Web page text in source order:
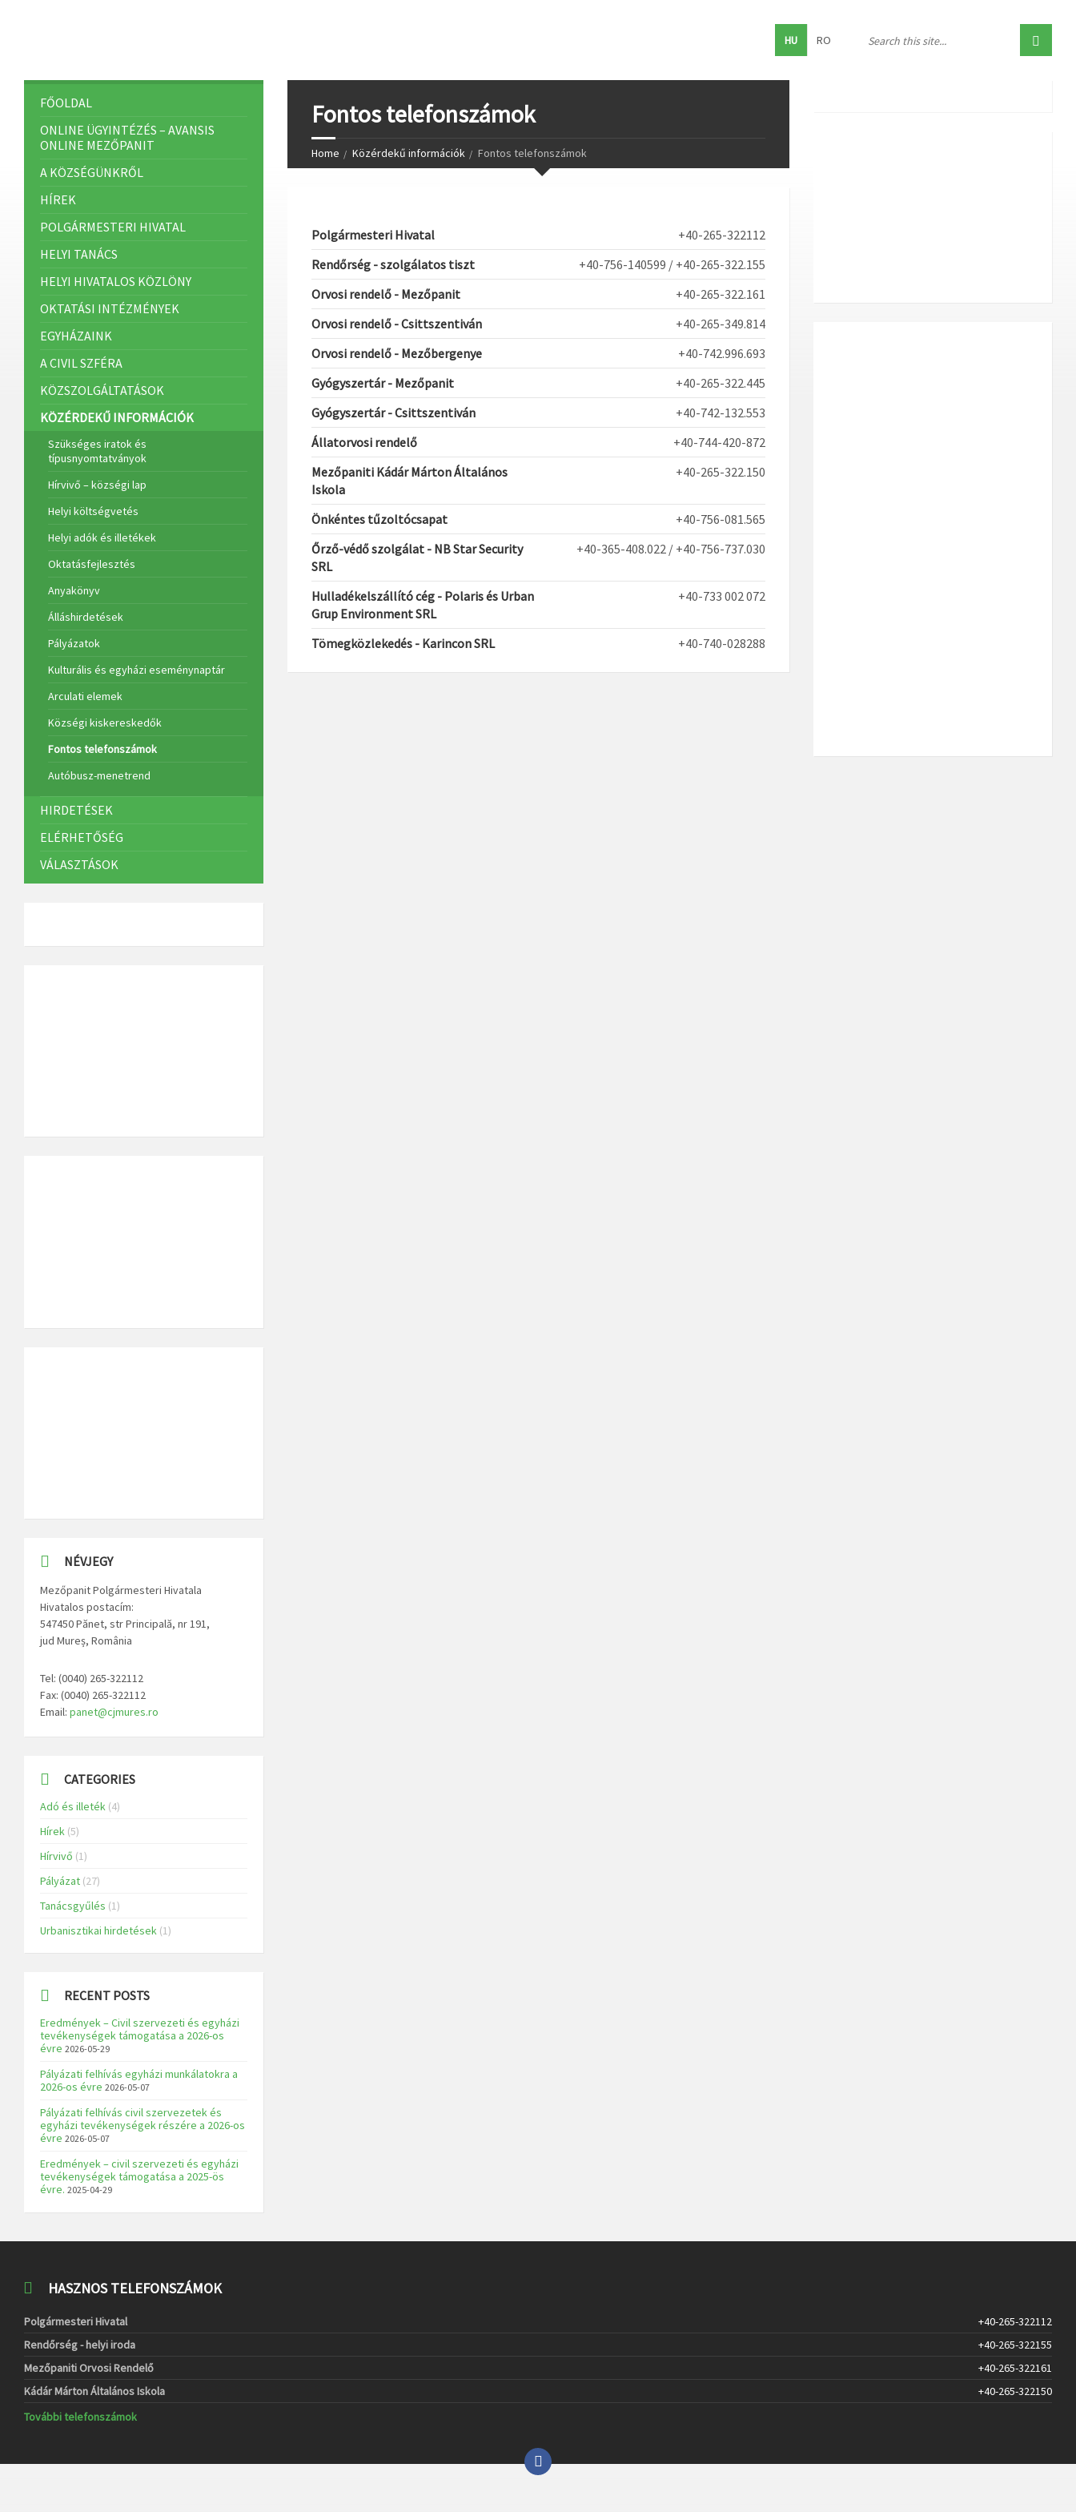
HU RO
Fontos telefonszámok
Home Közérdekű információk Fontos telefonszámok
Polgármesteri Hivatal
+40-265-322112
Rendőrség - szolgálatos tiszt
+40-756-140599 / +40-265-322.155
Orvosi rendelő - Mezőpanit
+40-265-322.161
Orvosi rendelő - Csittszentiván
+40-265-349.814
Orvosi rendelő - Mezőbergenye
+40-742.996.693
Gyógyszertár - Mezőpanit
+40-265-322.445
Gyógyszertár - Csittszentiván
+40-742-132.553
Állatorvosi rendelő
+40-744-420-872
Mezőpaniti Kádár Márton Általános
Iskola
+40-265-322.150
Önkéntes tűzoltócsapat
+40-756-081.565
Őrző-védő szolgálat - NB Star Security
SRL
+40-365-408.022 / +40-756-737.030
Hulladékelszállító cég - Polaris és Urban
Grup Environment SRL
+40-733 002 072
Tömegközlekedés - Karincon SRL +40-740-028288
FŐOLDAL
ONLINE ÜGYINTÉZÉS – AVANSIS
ONLINE MEZŐPANIT
A KÖZSÉGÜNKRŐL
HÍREK
POLGÁRMESTERI HIVATAL
HELYI TANÁCS
HELYI HIVATALOS KÖZLÖNY
OKTATÁSI INTÉZMÉNYEK
EGYHÁZAINK
A CIVIL SZFÉRA
KÖZSZOLGÁLTATÁSOK
KÖZÉRDEKŰ INFORMÁCIÓK
Szükséges iratok és
típusnyomtatványok
Hírvivő – községi lap
Helyi költségvetés
Helyi adók és illetékek
Oktatásfejlesztés
Anyakönyv
Álláshirdetések
Pályázatok
Kulturális és egyházi eseménynaptár
Arculati elemek
Községi kiskereskedők
Fontos telefonszámok
Autóbusz-menetrend
HIRDETÉSEK
ELÉRHETŐSÉG
VÁLASZTÁSOK
NÉVJEGY
Mezőpanit Polgármesteri Hivatala
Hivatalos postacím:
547450 Pănet, str Principală, nr 191,
jud Mureș, România
Tel: (0040) 265-322112
Fax: (0040) 265-322112
Email: panet@cjmures.ro
CATEGORIES
Adó és illeték (4)
Hírek (5)
Hírvivő (1)
Pályázat (27)
Tanácsgyűlés (1)
Urbanisztikai hirdetések (1)
RECENT POSTS
Eredmények – Civil szervezeti és egyházi
tevékenységek támogatása a 2026-os
évre 2026-05-29
Pályázati felhívás egyházi munkálatokra a
2026-os évre 2026-05-07
Pályázati felhívás civil szervezetek és
egyházi tevékenységek részére a 2026-os
évre 2026-05-07
Eredmények – civil szervezeti és egyházi
tevékenységek támogatása a 2025-ös
évre. 2025-04-29
HASZNOS TELEFONSZÁMOK
Polgármesteri Hivatal
+40-265-322112
Rendőrség - helyi iroda
+40-265-322155
Mezőpaniti Orvosi Rendelő
+40-265-322161
Kádár Márton Általános Iskola
+40-265-322150
További telefonszámok